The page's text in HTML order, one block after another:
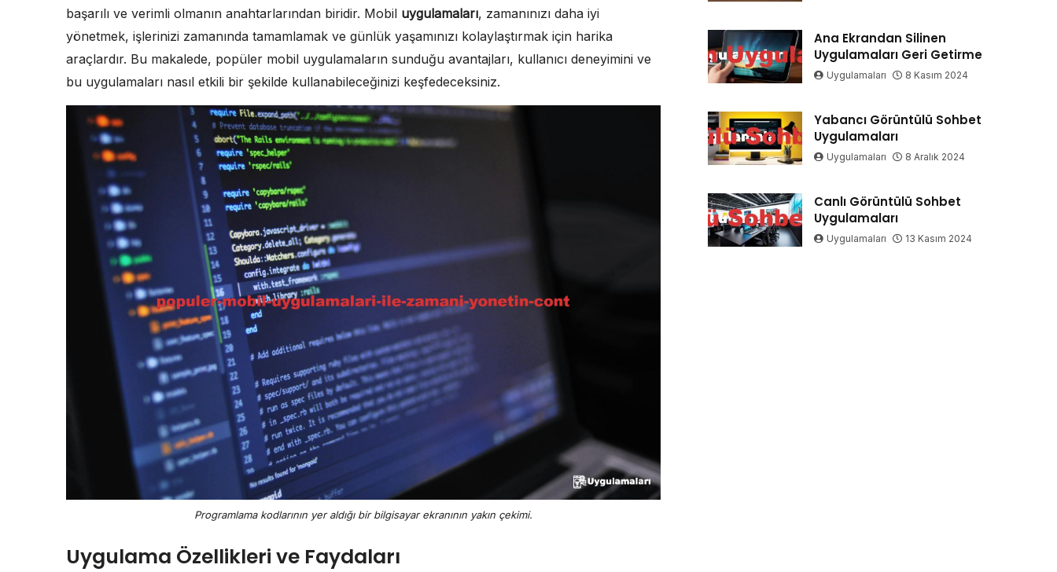
başarılı ve verimli olmanın anahtarlarından biridir. Mobil uygulamaları, zamanınızı daha iyi
yönetmek, işlerinizi zamanında tamamlamak ve günlük yaşamınızı kolaylaştırmak için harika
araçlardır. Bu makalede, popüler mobil uygulamaların sunduğu avantajları, kullanıcı deneyimini ve
bu uygulamaları nasıl etkili bir şekilde kullanabileceğinizi keşfedeceksiniz.
Programlama kodlarının yer aldığı bir bilgisayar ekranının yakın çekimi.
Uygulama Özellikleri ve Faydaları
Ana Ekrandan Silinen
Uygulamaları Geri Getirme
Uygulamaları 8 Kasım 2024
Yabancı Görüntülü Sohbet
Uygulamaları
Uygulamaları 8 Aralık 2024
Canlı Görüntülü Sohbet
Uygulamaları
Uygulamaları 13 Kasım 2024